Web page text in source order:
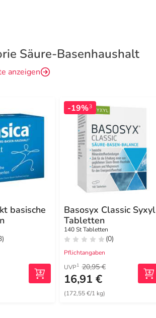
Säure-Basenhaushalt
anzeigen
basische
-19%3
Basosyx Classic Syxyl
Tabletten
140 St Tabletten
(0)
Pflichtangaben
UVP1 20,95 €
16,91 €
(172,55 €/1 kg)